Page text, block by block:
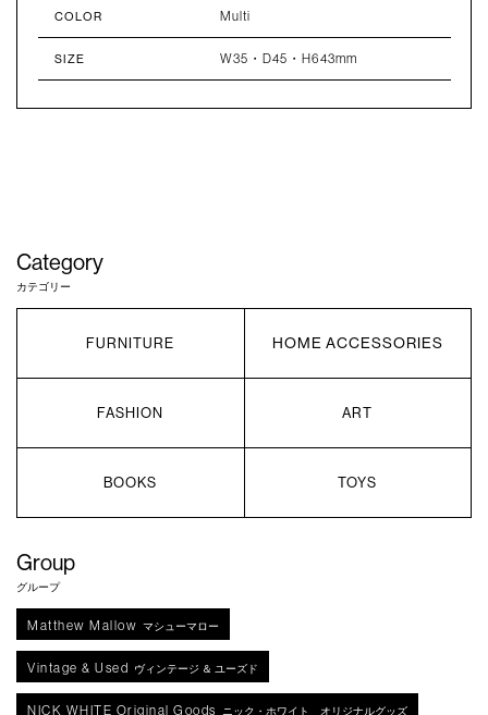
COLOR Multi
SIZE W35・D45・H643mm
Category
カテゴリー
FURNITURE HOME ACCESSORIES
FASHION ART
BOOKS TOYS
Group
グループ
Matthew Mallow マシューマロー
Vintage & Used ヴィンテージ ＆ ユーズド
NICK WHITE Original Goods ニック・ホワイト オリジナルグッズ